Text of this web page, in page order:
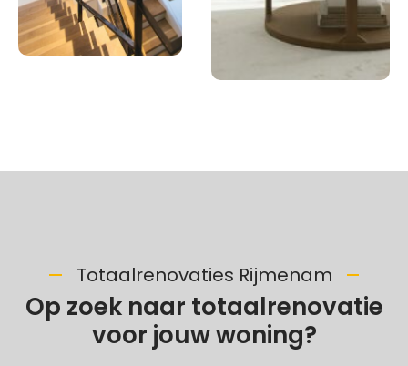
Totaalrenovaties Rijmenam
Op zoek naar totaalrenovatie
voor jouw woning?